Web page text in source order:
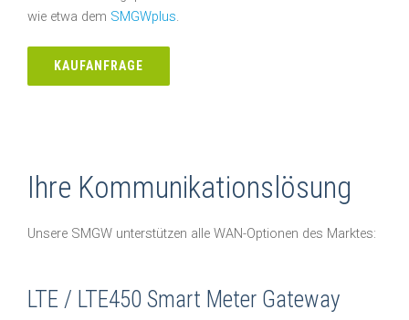
wie etwa dem SMGWplus.
KAUFANFRAGE
Ihre Kommunikationslösung
Unsere SMGW unterstützen alle WAN-Optionen des Marktes:
LTE / LTE450 Smart Meter Gateway